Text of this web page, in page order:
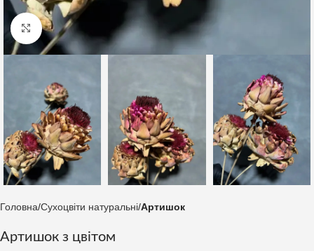
Клацніть, щоб збільшити
Головна Сухоцвіти натуральні Артишок
Артишок з цвітом